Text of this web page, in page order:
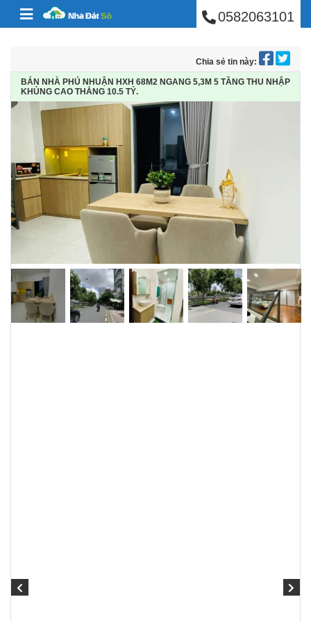
Skip to content BÁN NHÀ PHÚ0582063101
Chia sẻ tin này:
BÁN NHÀ PHÚ NHUẬN HXH 68M2 NGANG 5,3M 5 TẦNG THU NHẬP
KHỦNG CAO THẮNG 10.5 TỶ.